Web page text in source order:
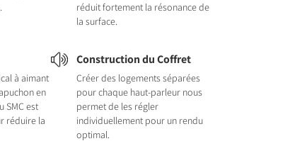
réduit fortement la résonance de
la surface.
à aimant
en
SMC est
réduire la
Construction du Coffret
Créer des logements séparées
pour chaque haut-parleur nous
permet de les régler
individuellement pour un rendu
optimal.